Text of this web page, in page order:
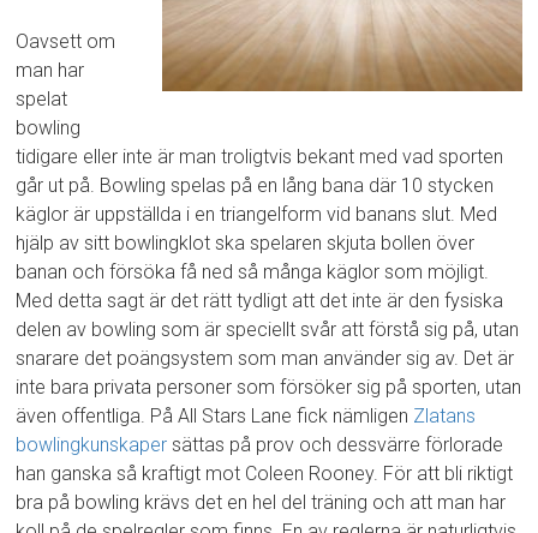
Oavsett om
man har
spelat
bowling
tidigare eller inte är man troligtvis bekant med vad sporten
går ut på. Bowling spelas på en lång bana där 10 stycken
käglor är uppställda i en triangelform vid banans slut. Med
hjälp av sitt bowlingklot ska spelaren skjuta bollen över
banan och försöka få ned så många käglor som möjligt.
Med detta sagt är det rätt tydligt att det inte är den fysiska
delen av bowling som är speciellt svår att förstå sig på, utan
snarare det poängsystem som man använder sig av. Det är
inte bara privata personer som försöker sig på sporten, utan
även offentliga. På All Stars Lane fick nämligen Zlatans
bowlingkunskaper sättas på prov och dessvärre förlorade
han ganska så kraftigt mot Coleen Rooney. För att bli riktigt
bra på bowling krävs det en hel del träning och att man har